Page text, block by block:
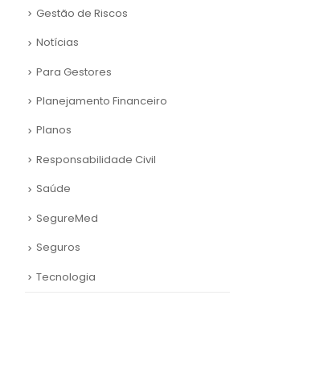
Gestão de Riscos
Notícias
Para Gestores
Planejamento Financeiro
Planos
Responsabilidade Civil
Saúde
SegureMed
Seguros
Tecnologia